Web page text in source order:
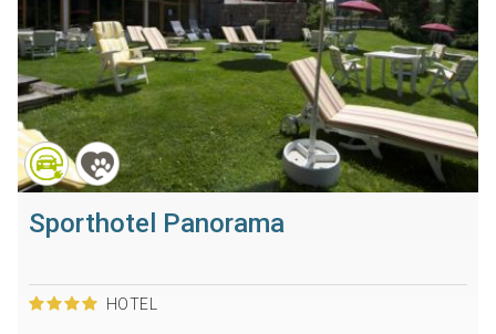
Sporthotel Panorama
HOTEL